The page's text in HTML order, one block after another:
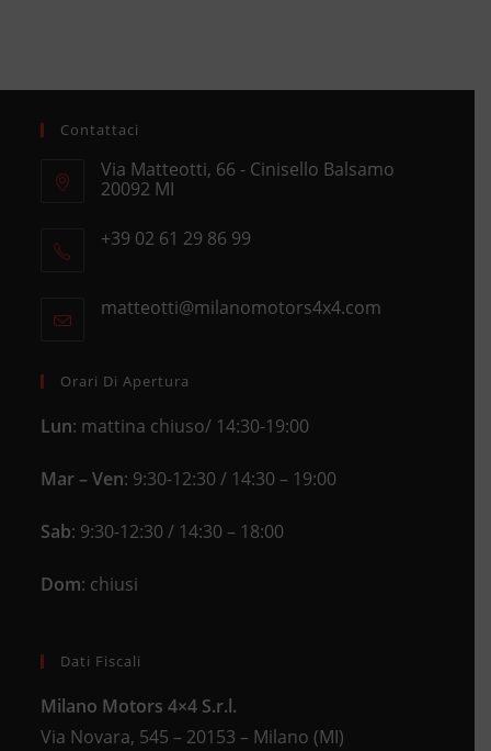
Contattaci
Via Matteotti, 66 - Cinisello Balsamo
20092 MI
in
+39 02 61 29 86 99
your
matteotti@milanomotors4x4.comOpens
Orari Di Apertura
Lun: mattina chiuso/ 14:30-19:00
Mar – Ven: 9:30-12:30 / 14:30 – 19:00
Sab: 9:30-12:30 / 14:30 – 18:00
Dom: chiusi
Dati Fiscali
Milano Motors 4×4 S.r.l.
Via Novara, 545 – 20153 – Milano (MI)